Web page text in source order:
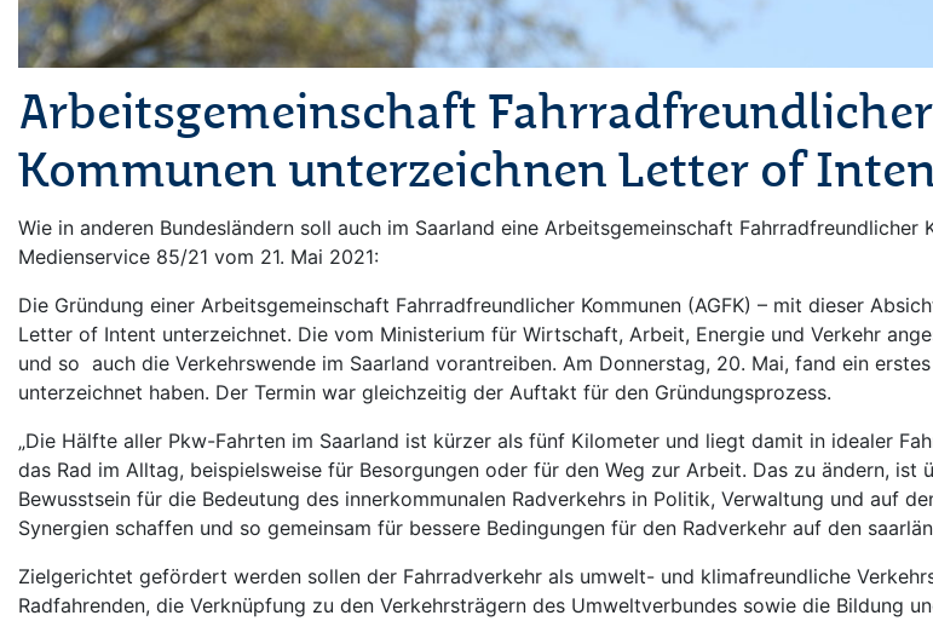
Arbeitsgemeinschaft
Kommunen unterzeichnen Letter of
Wie in anderen Bundesländern soll auch im Saarland eine Arbeitsgemeinschaft
Medienservice 85/21 vom 21. Mai 2021:
Die Gründung einer Arbeitsgemeinschaft Fahrradfreundlicher Kommunen (AGFK) – mit dieser
Letter of Intent unterzeichnet. Die vom Ministerium für Wirtschaft, Arbeit, Energie und Verkehr
und so auch die Verkehrswende im Saarland vorantreiben. Am Donnerstag, 20. Mai, fand ein
unterzeichnet haben. Der Termin war gleichzeitig der Auftakt für den Gründungsprozess.
„Die Hälfte aller Pkw-Fahrten im Saarland ist kürzer als fünf Kilometer und liegt damit in idealer
das Rad im Alltag, beispielsweise für Besorgungen oder für den Weg zur Arbeit. Das zu ändern,
Bewusstsein für die Bedeutung des innerkommunalen Radverkehrs in Politik, Verwaltung und auf
Synergien schaffen und so gemeinsam für bessere Bedingungen für den Radverkehr auf den
Zielgerichtet gefördert werden sollen der Fahrradverkehr als umwelt- und klimafreundliche
Radfahrenden, die Verknüpfung zu den Verkehrsträgern des Umweltverbundes sowie die Bildung